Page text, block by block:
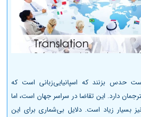
حدس بزنند که اسپانیایی‌زبانی است که
دارد. این تقاضا در سراسر جهان است، اما
بسیار زیاد است. دلایل بی‌شماری برای این